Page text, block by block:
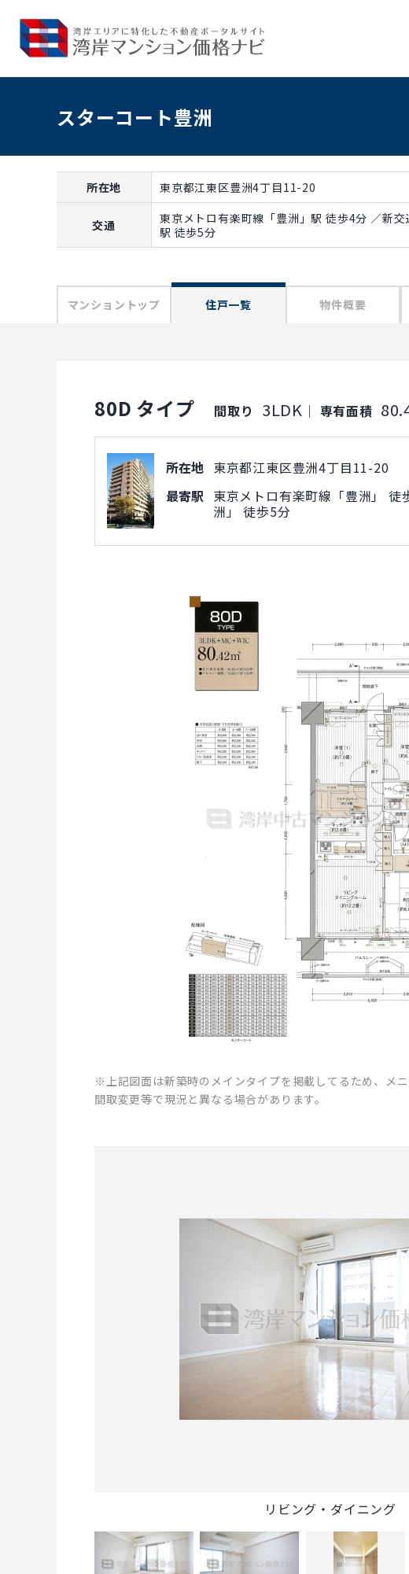
スターコート豊洲
所在地 東京都江東区豊洲4丁目11-20
交通
東京メトロ有楽町線「豊洲」駅 徒歩4分 ／新交
駅 徒歩5分
マンショントップ 住戸一覧 物件概要
80D タイプ 間取り 3LDK ｜ 専有面積
所在地 東京都江東区豊洲4丁目11-20
最寄駅 東京メトロ有楽町線「豊洲」
洲」 徒歩5分
※上記図面は新築時のメインタイプを掲載してるため、メ
間取変更等で現況と異なる場合があります。
リビング・ダイニング